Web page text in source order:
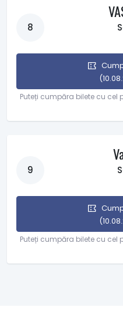
8
Puteți cumpăra bilete cu cel
9
Puteți cumpăra bilete cu cel